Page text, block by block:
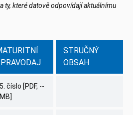
ty, které datově odpovídají aktuálnímu
STRUČNÝ
OBSAH
číslo [PDF, --